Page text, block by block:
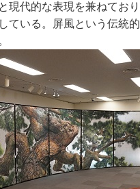
現代的な表現を兼ねてお
ている。屏風という伝統